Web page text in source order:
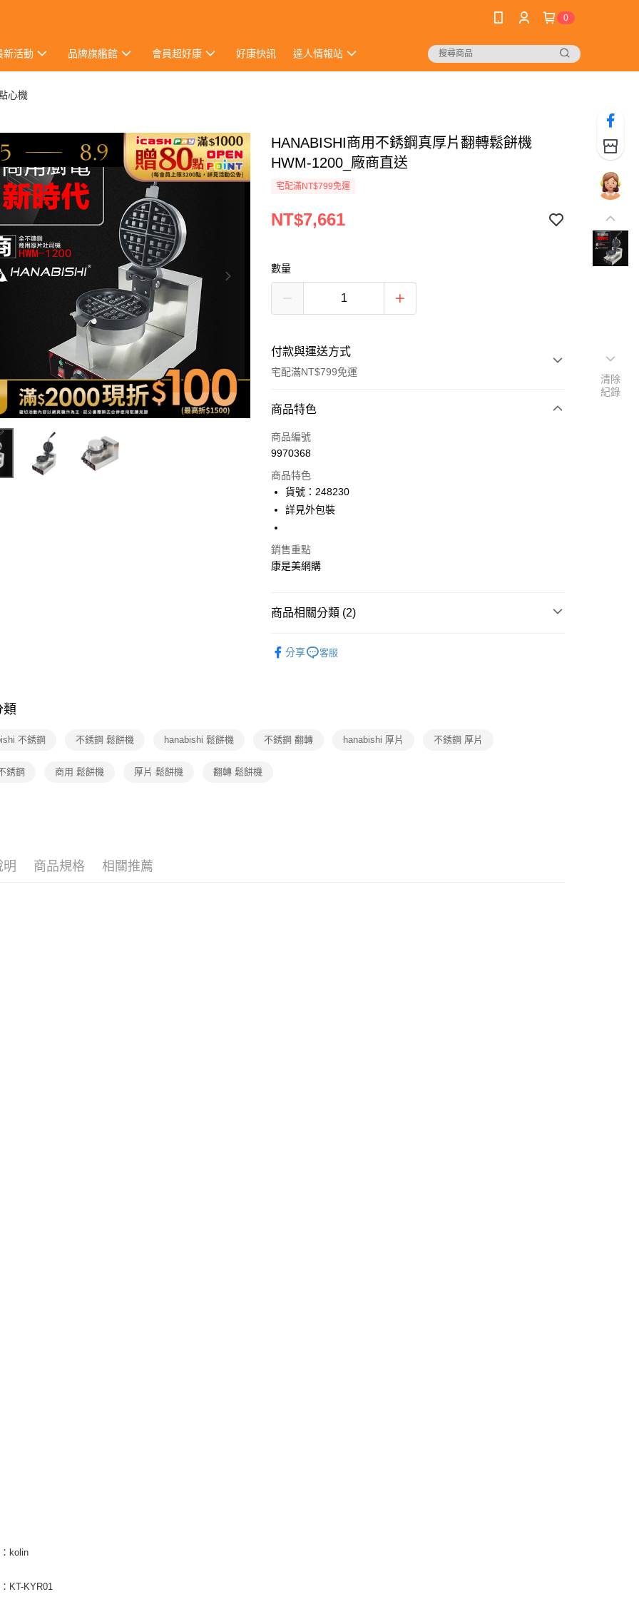
0
新活動 品牌旗艦館 會員超好康 好康快訊 達人情報站
心機
HANABISHI商用不銹鋼真厚片翻轉鬆餅機
HWM-1200_廠商直送
宅配滿NT$799免運
NT$7,661
數量
付款與運送方式
宅配滿NT$799免運
付款方式
icash Pay
數位禮券
LINE Pay
街口支付
Google Pay
商品特色
商品編號
9970368
商品特色
貨號：248230
詳見外包裝
銷售重點
康是美網購
商品相關分類 (2)
分享 客服
類
不銹鋼 不銹鋼 鬆餅機 hanabishi 鬆餅機 不銹鋼 翻轉 hanabishi 厚片 不銹鋼 厚片
銹鋼 商用 鬆餅機 厚片 鬆餅機 翻轉 鬆餅機
明 商品規格 相關推薦
kolin
KT-KYR01
清除
紀錄